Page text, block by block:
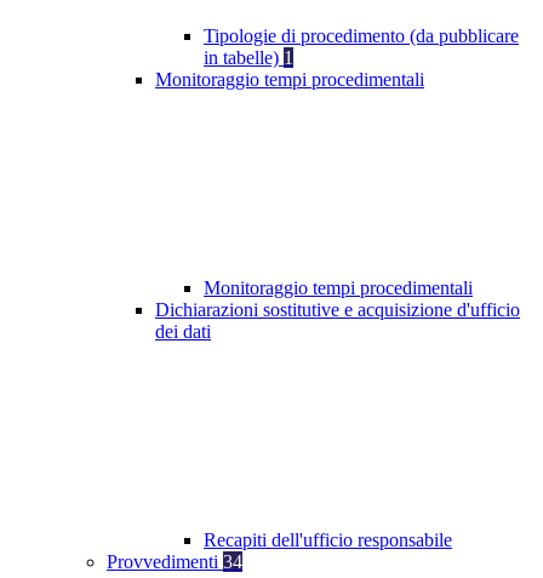
Tipologie di procedimento (da pubblicare
in tabelle) 1
Monitoraggio tempi procedimentali
Monitoraggio tempi procedimentali
Dichiarazioni sostitutive e acquisizione d'ufficio
dei dati
Recapiti dell'ufficio responsabile
Provvedimenti 34